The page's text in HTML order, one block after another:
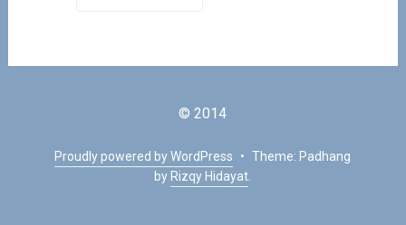
© 2014
Proudly powered by WordPress • Theme: Padhang
by Rizqy Hidayat